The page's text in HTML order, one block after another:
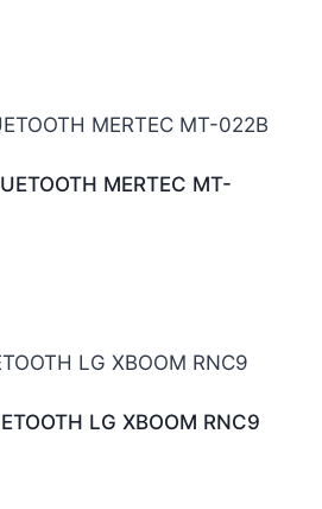
MERTEC MT-
LG XBOOM RNC9